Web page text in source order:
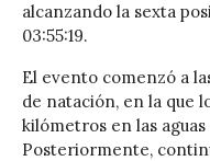
alcanzando la sexta
03:55:19.
El evento comenzó a
de natación, en la que
kilómetros en las
Posteriormente,